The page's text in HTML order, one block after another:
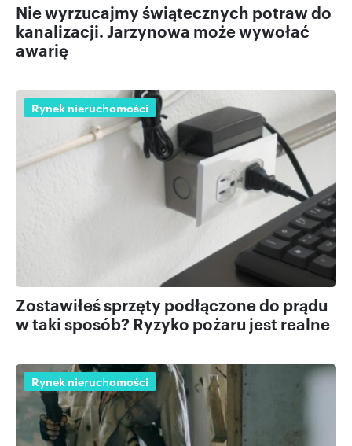
Nie wyrzucajmy świątecznych potraw do
kanalizacji. Jarzynowa może wywołać
awarię
Rynek nieruchomości
Zostawiłeś sprzęty podłączone do prądu
w taki sposób? Ryzyko pożaru jest realne
Rynek nieruchomości